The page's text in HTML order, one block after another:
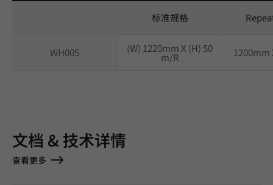
标准规格
WH005 (W) 1220mm X (H) 50
m/R 1200mm
文档 & 技术详情
查看更多